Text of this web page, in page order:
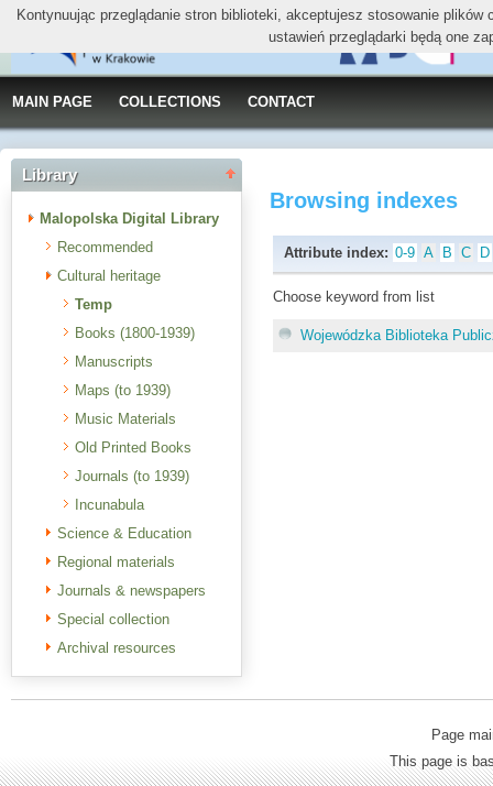
MAIN PAGE COLLECTIONS CONTACT
Library
Malopolska Digital Library
Recommended
Cultural heritage
Temp
Books (1800-1939)
Manuscripts
Maps (to 1939)
Music Materials
Old Printed Books
Journals (to 1939)
Incunabula
Science & Education
Regional materials
Journals & newspapers
Special collection
Archival resources
Browsing indexes
Attribute index: 0-9 A B C D
Choose keyword from list
Wojewódzka Biblioteka
Page
This page is
Kontynuując przeglądanie stron biblioteki, akceptujesz stosowanie
ustawień przeglądarki będą one